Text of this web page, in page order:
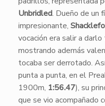
Unbridled. Dueño de un
impresionante,
vocación era salir a
mostrando además
tocaba ser derrotado.
punta a punta, en el
1900m, 1:56.47), su
que se vio acompañado